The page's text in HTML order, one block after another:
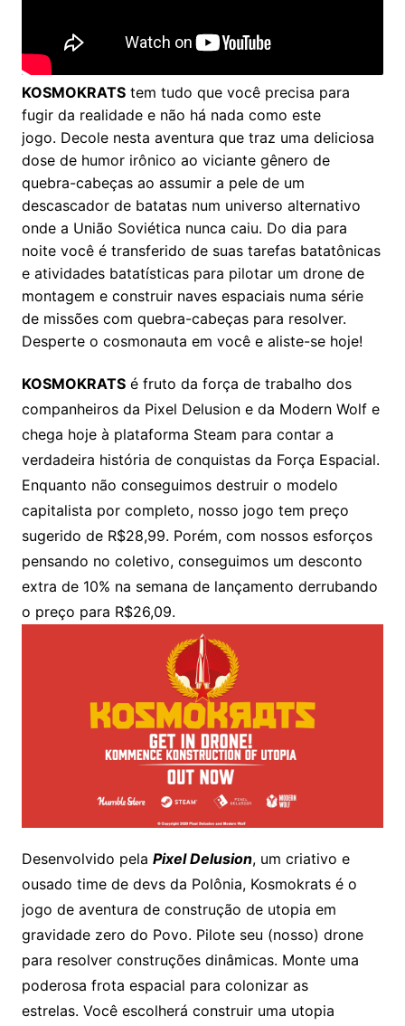
KOSMOKRATStem tudo que você precisa para
fugir da realidade e não há nada como este
jogo. Decole nesta aventura que traz uma deliciosa
dose de humor irônico ao viciante gênero de
quebra-cabeças ao assumir a pele de um
descascador de batatas num universo alternativo
onde a União Soviética nunca caiu. Do dia para
noite você é transferido de suas tarefas batatônicas
e atividades batatísticas para pilotar um drone de
montagem e construir naves espaciais numa série
de missões com quebra-cabeças para resolver.
Desperte o cosmonauta em você e aliste-se hoje!
KOSMOKRATSé fruto da força de trabalho dos
companheiros da Pixel Delusion e da Modern Wolf e
chega hoje à plataforma Steam para contar a
verdadeira história de conquistas da Força Espacial.
Enquanto não conseguimos destruir o modelo
capitalista por completo, nosso jogo tem preço
sugerido de R$28,99. Porém, com nossos esforços
pensando no coletivo, conseguimos um desconto
extra de 10% na semana de lançamento derrubando
o preço para R$26,09.
Desenvolvido pela Pixel Delusion, um criativo e
ousado time de devs da Polônia, Kosmokrats é o
jogo de aventura de construção de utopia em
gravidade zero do Povo. Pilote seu (nosso) drone
para resolver construções dinâmicas. Monte uma
poderosa frota espacial para colonizar as
estrelas. Você escolherá construir uma utopia